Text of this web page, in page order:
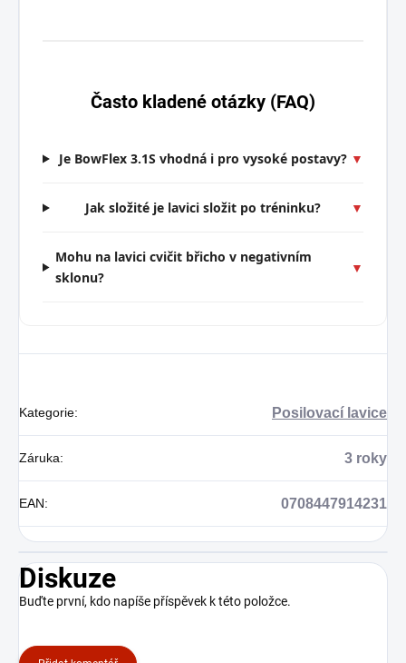
Často kladené otázky (FAQ)
Je BowFlex 3.1S vhodná i pro vysoké postavy? ▼
Jak složité je lavici složit po tréninku? ▼
Mohu na lavici cvičit břicho v negativním
sklonu?
▼
Kategorie: Posilovací lavice
Záruka: 3 roky
EAN: 0708447914231
Diskuze
Buďte první, kdo napíše příspěvek k této položce.